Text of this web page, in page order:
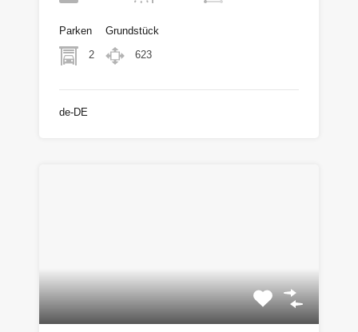
Parken
2
Grundstück
623
de-DE